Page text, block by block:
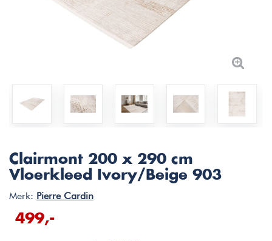
Clairmont 200 x 290 cm
Vloerkleed Ivory/Beige 903
Merk: Pierre Cardin
499,-